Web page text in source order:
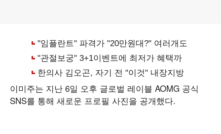
이미주는 지난 6일 오후 글로벌 레이블 AOMG 공식
SNS를 통해 새로운 프로필 사진을 공개했다.